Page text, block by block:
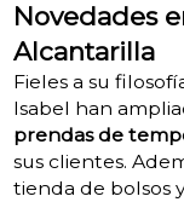
Novedades
Alcantarilla
Fieles a su
Isabel han
prendas de
sus clientes.
tienda de bolsos